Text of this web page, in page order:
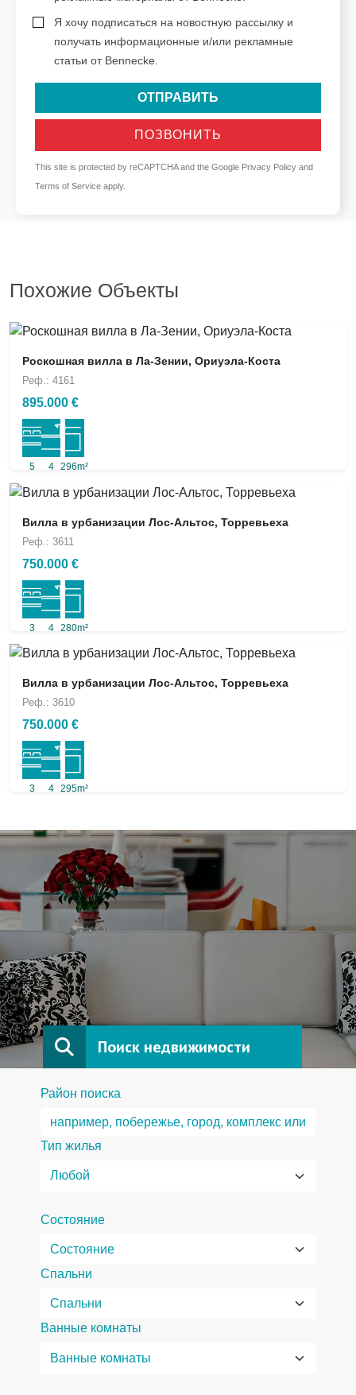
Я хочу подписаться на новостную рассылку и
получать информационные и/или рекламные
статьи от Bennecke.
ОТПРАВИТЬ
ПОЗВОНИТЬ
This site is protected by reCAPTCHA and the Google Privacy Policy and
Terms of Service apply.
Похожие Объекты
Роскошная вилла в Ла-Зении, Ориуэла-Коста
Реф.: 4161
895.000 €
5 4 296m²
Вилла в урбанизации Лос-Альтос, Торревьеха
Реф.: 3611
750.000 €
3 4 280m²
Вилла в урбанизации Лос-Альтос, Торревьеха
Реф.: 3610
750.000 €
3 4 295m²
Поиск недвижимости
Район поиска
Тип жилья
Состояние
Спальни
Ванные комнаты